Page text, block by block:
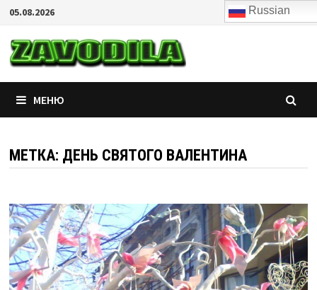
Перейти
содержимому
05.08.2026
вечеринок
МЕНЮ
МЕТКА: ДЕНЬ СВЯТОГО ВАЛЕНТИНА
Russian